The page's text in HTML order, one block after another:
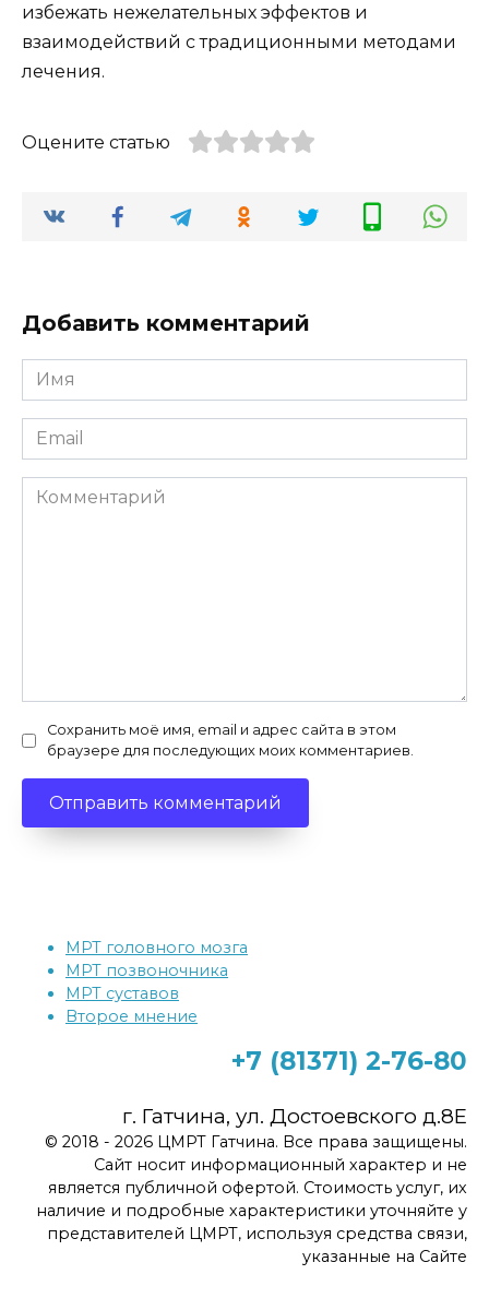
избежать нежелательных эффектов и
взаимодействий с традиционными методами
лечения.
Оцените статью
Добавить комментарий
Имя
*
Email
*
Комментарий
Сохранить моё имя, email и адрес сайта в этом
браузере для последующих моих комментариев.
МРТ головного мозга
МРТ позвоночника
МРТ суставов
Второе мнение
+7 (81371) 2-76-80
г. Гатчина, ул. Достоевского д.8Е
© 2018 - 2026 ЦМРТ Гатчина. Все права защищены.
Сайт носит информационный характер и не
является публичной офертой. Стоимость услуг, их
наличие и подробные характеристики уточняйте у
представителей ЦМРТ, используя средства связи,
указанные на Сайте